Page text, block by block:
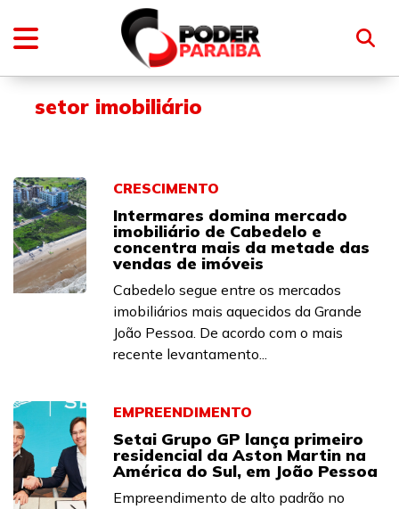
setor imobiliário
CRESCIMENTO
Intermares domina mercado
imobiliário de Cabedelo e
concentra mais da metade das
vendas de imóveis
Cabedelo segue entre os mercados
imobiliários mais aquecidos da Grande
João Pessoa. De acordo com o mais
recente levantamento...
EMPREENDIMENTO
Setai Grupo GP lança primeiro
residencial da Aston Martin na
América do Sul, em João Pessoa
Empreendimento de alto padrão no